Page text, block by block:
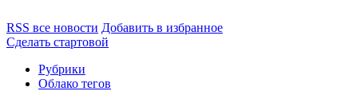
RSS все новости Добавить в избранное
Сделать стартовой
Рубрики
Облако тегов